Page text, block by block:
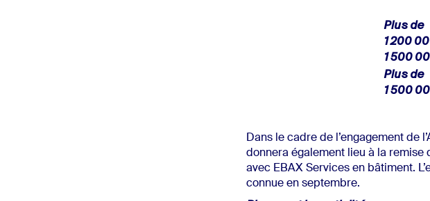
Plus de
1 200
1 500
Plus de
1 500
Dans le cadre de l’engagement de
donnera également lieu à la remise
avec EBAX Services en bâtiment.
connue en septembre.